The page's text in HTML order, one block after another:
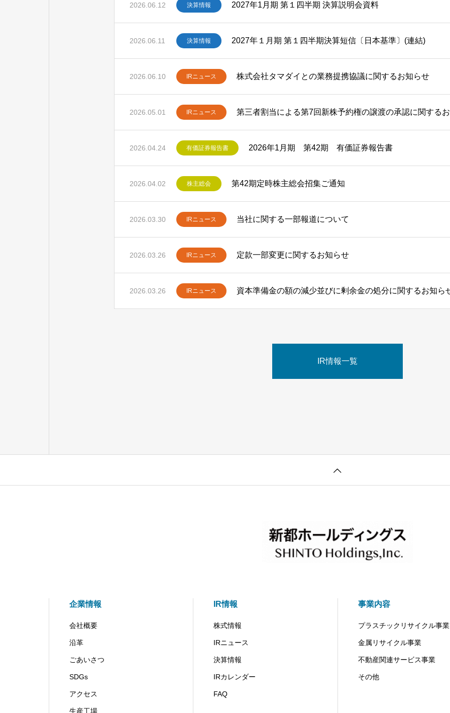
2026.06.12 決算情報 2027年1月期 第１四半期 決算説明会資料
2026.06.11 決算情報 2027年１月期 第１四半期決算短信〔日本基準〕(連結)
2026.06.10 IRニュース 株式会社タマダイとの業務提携協議に関するお知らせ
2026.05.01 IRニュース 第三者割当による第7回新株予約権の譲渡の承認に関する
2026.04.24 有価証券報告書 2026年1月期 第42期 有価証券報告書
2026.04.02 株主総会 第42期定時株主総会招集ご通知
2026.03.30 IRニュース 当社に関する一部報道について
2026.03.26 IRニュース 定款一部変更に関するお知らせ
2026.03.26 IRニュース 資本準備金の額の減少並びに剰余金の処分に関するお知ら
IR情報一覧
企業情報
会社概要
沿革
ごあいさつ
SDGs
アクセス
生産工場
IR情報
株式情報
IRニュース
決算情報
IRカレンダー
FAQ
事業内容
プラスチックリサイクル事業
金属リサイクル事業
不動産関連サービス事業
その他